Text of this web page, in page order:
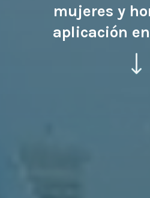
mujeres y
aplicación